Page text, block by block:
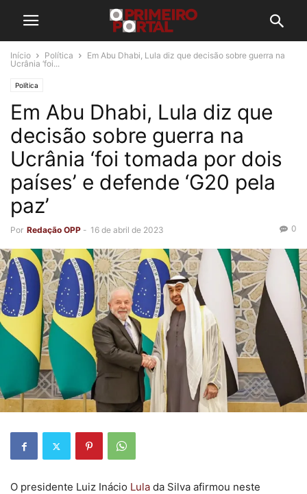
Início Política
Em Abu Dhabi, Lula diz que decisão sobre guerra na
Ucrânia ‘foi...
Política
Em Abu Dhabi, Lula diz que
decisão sobre guerra na
Ucrânia ‘foi tomada por dois
países’ e defende ‘G20 pela
paz’
Por Redação OPP - 16 de abril de 2023 0
O presidente Luiz Inácio Lula da Silva afirmou neste